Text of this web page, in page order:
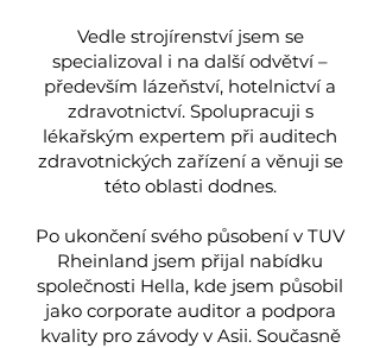
Vedle strojírenství jsem se
specializoval i na další odvětví –
především lázeňství, hotelnictví a
zdravotnictví. Spolupracuji s
lékařským expertem při auditech
zdravotnických zařízení a věnuji se
této oblasti dodnes.
Po ukončení svého působení v TUV
Rheinland jsem přijal nabídku
společnosti Hella, kde jsem působil
jako corporate auditor a podpora
kvality pro závody v Asii. Současně